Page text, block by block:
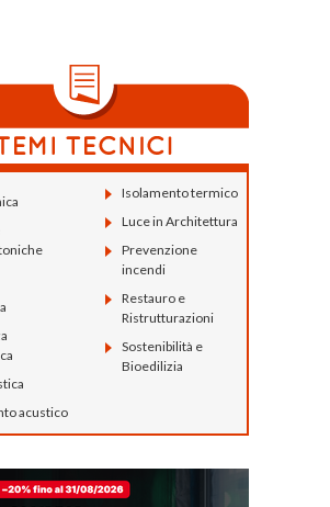
acustico
Isolamento termico
Luce in Architettura
Prevenzione
incendi
Restauro e
Ristrutturazioni
Sostenibilità e
Bioedilizia